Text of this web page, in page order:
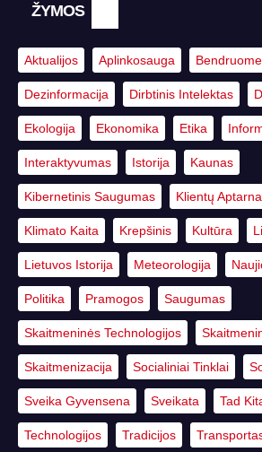
ŽYMOS
Aktualijos Aplinkosauga
Dezinformacija Dirbtinis Intelektas
Ekologija Ekonomika Etika
Interaktyvumas Istorija Kaunas
Kibernetinis Saugumas Klientų
Klimato Kaita Krepšinis Kultūra
Lietuvos Istorija Meteorologija
Politika Pramogos Saugumas
Skaitmeninės Technologijos
Skaitmenizacija Socialiniai Tinklai
Sveika Gyvensena Sveikata Tad
Technologijos Tradicijos